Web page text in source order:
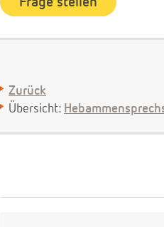
Zurück
Übersicht: